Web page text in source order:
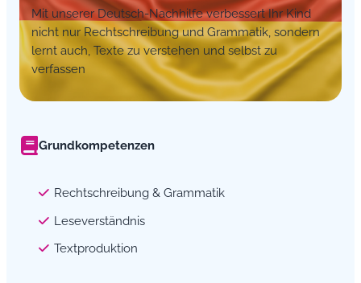
Mit unserer Deutsch-Nachhilfe verbessert Ihr Kind
nicht nur Rechtschreibung und Grammatik, sondern
lernt auch, Texte zu verstehen und selbst zu
verfassen
Grundkompetenzen
Rechtschreibung & Grammatik
Leseverständnis
Textproduktion